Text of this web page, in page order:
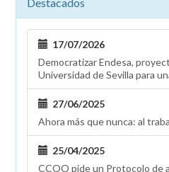
17/07/2026
Democratizar Endesa,
Universidad de Sevilla para
27/06/2025
Ahora más que nunca: al
25/04/2025
CCOO pide un Protocolo de